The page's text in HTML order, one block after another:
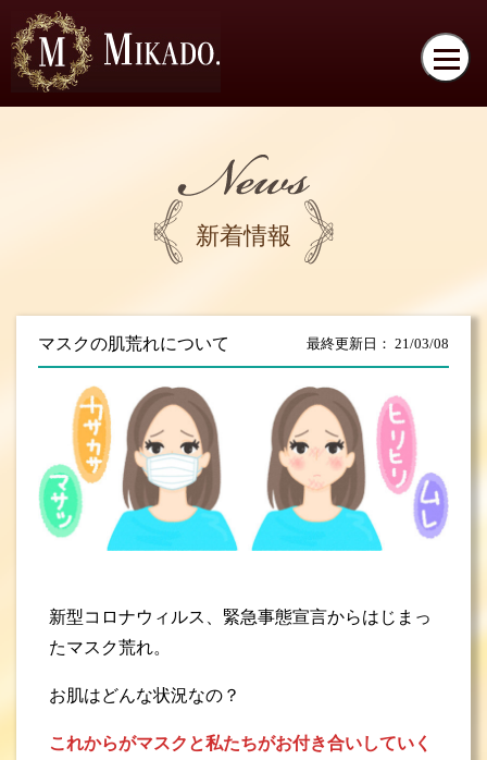
新着情報
マスクの肌荒れについて 最終更新日： 21/03/08
新型コロナウィルス、緊急事態宣言からはじまっ
たマスク荒れ。
お肌はどんな状況なの？
これからがマスクと私たちがお付き合いしていく